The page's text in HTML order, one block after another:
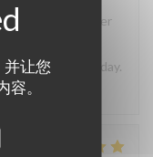
让您
。
owner and waiter
we
and fish of the day.